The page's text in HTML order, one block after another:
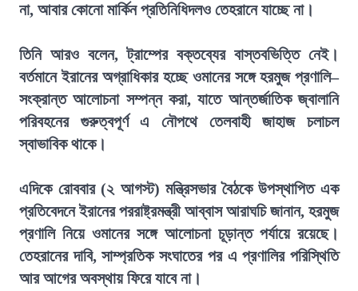
না, আবার কোনো মার্কিন প্রতিনিধিদলও তেহরানে যাচ্ছে না।
তিনি আরও বলেন, ট্রাম্পের বক্তব্যের বাস্তবভিত্তি নেই।
বর্তমানে ইরানের অগ্রাধিকার হচ্ছে ওমানের সঙ্গে হরমুজ প্রণালি–
সংক্রান্ত আলোচনা সম্পন্ন করা, যাতে আন্তর্জাতিক জ্বালানি
পরিবহনের গুরুত্বপূর্ণ এ নৌপথে তেলবাহী জাহাজ চলাচল
স্বাভাবিক থাকে।
এদিকে রোববার (২ আগস্ট) মন্ত্রিসভার বৈঠকে উপস্থাপিত এক
প্রতিবেদনে ইরানের পররাষ্ট্রমন্ত্রী আব্বাস আরাঘচি জানান, হরমুজ
প্রণালি নিয়ে ওমানের সঙ্গে আলোচনা চূড়ান্ত পর্যায়ে রয়েছে।
তেহরানের দাবি, সাম্প্রতিক সংঘাতের পর এ প্রণালির পরিস্থিতি
আর আগের অবস্থায় ফিরে যাবে না।